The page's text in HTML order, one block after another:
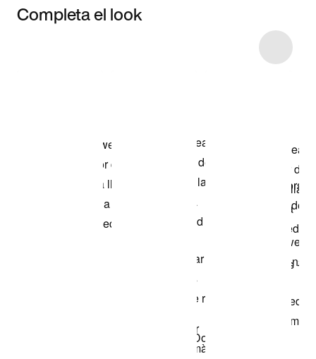
Completa el look